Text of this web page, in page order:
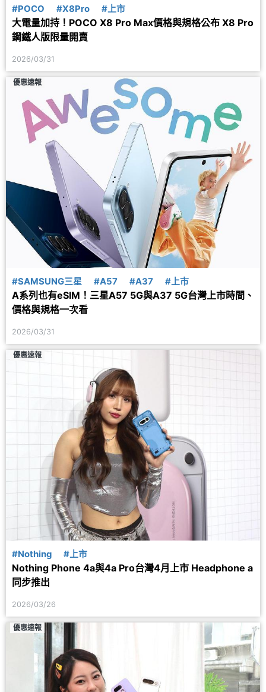
#POCO #X8Pro #上市
大電量加持！POCO X8 Pro Max價格與規格公布 X8 Pro
鋼鐵人版限量開賣
2026/03/31
優惠速報
#SAMSUNG三星 #A57 #A37 #上市
A系列也有eSIM！三星A57 5G與A37 5G台灣上市時間、
價格與規格一次看
2026/03/31
優惠速報
#Nothing #上市
Nothing Phone 4a與4a Pro台灣4月上市 Headphone a
同步推出
2026/03/26
優惠速報